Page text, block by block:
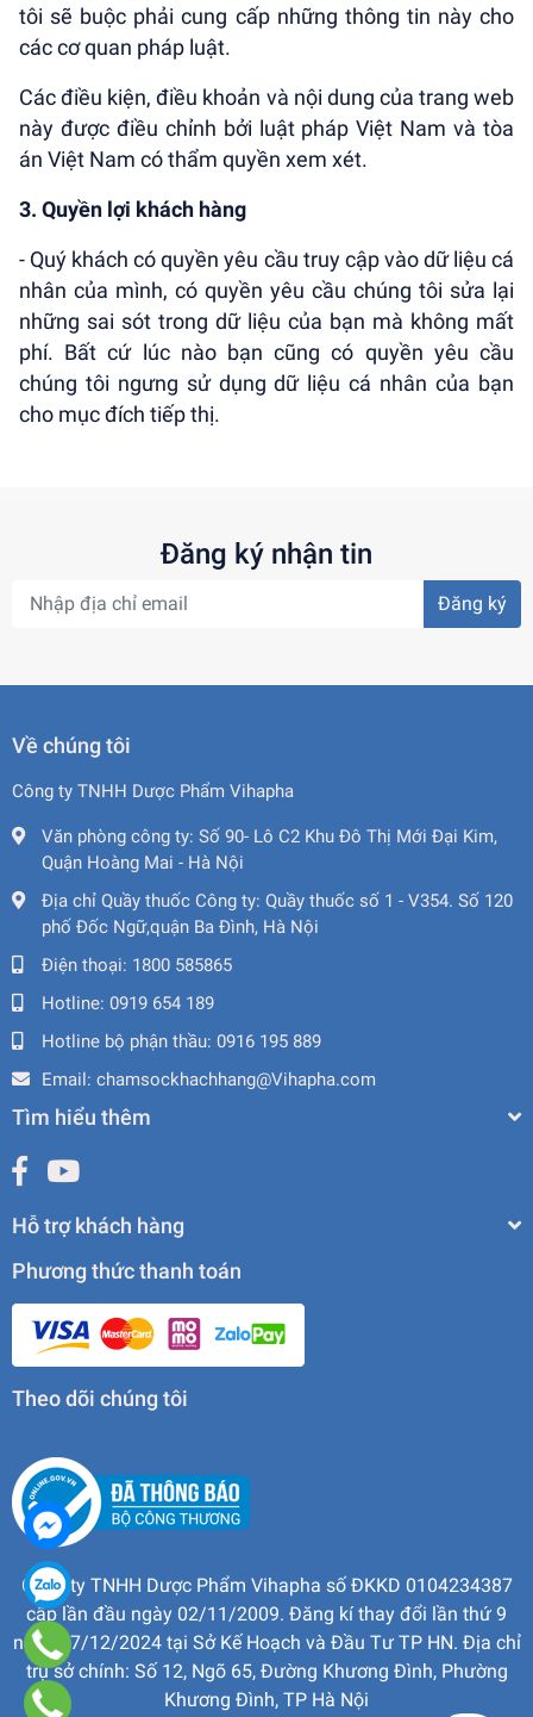
tôi sẽ buộc phải cung cấp những thông tin này cho
các cơ quan pháp luật.
Các điều kiện, điều khoản và nội dung của trang web
này được điều chỉnh bởi luật pháp Việt Nam và tòa
án Việt Nam có thẩm quyền xem xét.
3. Quyền lợi khách hàng
- Quý khách có quyền yêu cầu truy cập vào dữ liệu cá
nhân của mình, có quyền yêu cầu chúng tôi sửa lại
những sai sót trong dữ liệu của bạn mà không mất
phí. Bất cứ lúc nào bạn cũng có quyền yêu cầu
chúng tôi ngưng sử dụng dữ liệu cá nhân của bạn
cho mục đích tiếp thị.
Đăng ký nhận tin
Đăng ký
Về chúng tôi
Công ty TNHH Dược Phẩm Vihapha
Văn phòng công ty: Số 90- Lô C2 Khu Đô Thị Mới Đại Kim,
Quận Hoàng Mai - Hà Nội
Địa chỉ Quầy thuốc Công ty: Quầy thuốc số 1 - V354. Số 120
phố Đốc Ngữ,quận Ba Đình, Hà Nội
Điện thoại: 1800 585865
Hotline: 0919 654 189
Hotline bộ phận thầu: 0916 195 889
Email: chamsockhachhang@Vihapha.com
Tìm hiểu thêm
Hỗ trợ khách hàng
Phương thức thanh toán
Theo dõi chúng tôi
Công ty TNHH Dược Phẩm Vihapha số ĐKKD 0104234387
cấp lần đầu ngày 02/11/2009. Đăng kí thay đổi lần thứ 9
ngày 17/12/2024 tại Sở Kế Hoạch và Đầu Tư TP HN. Địa chỉ
trụ sở chính: Số 12, Ngõ 65, Đường Khương Đình, Phường
Khương Đình, TP Hà Nội